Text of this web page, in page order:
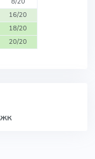
16/20
18/20
20/20
ЖК